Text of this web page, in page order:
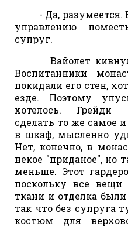
- Да, разумеется.
управлению
супруг.
Вайолет
Воспитанники
покидали его стен,
езде. Поэтому
хотелось. Грейди
сделать то же самое
в шкаф, мысленно
Нет, конечно, в
некое "приданое", но
меньше. Этот
поскольку все
ткани и отделка
так что без супруга
костюм для